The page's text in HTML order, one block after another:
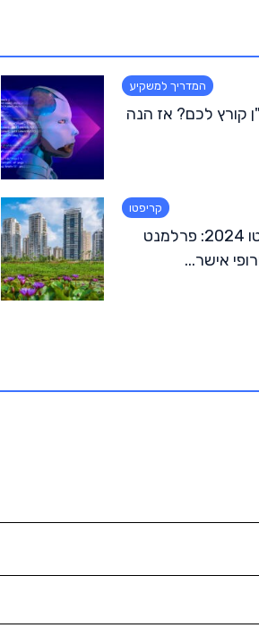
המדריך למשקיע
קורץ לכם? אז הנה
קריפטו
שוק הקריפטו 2024: פרלמנט
אישר...